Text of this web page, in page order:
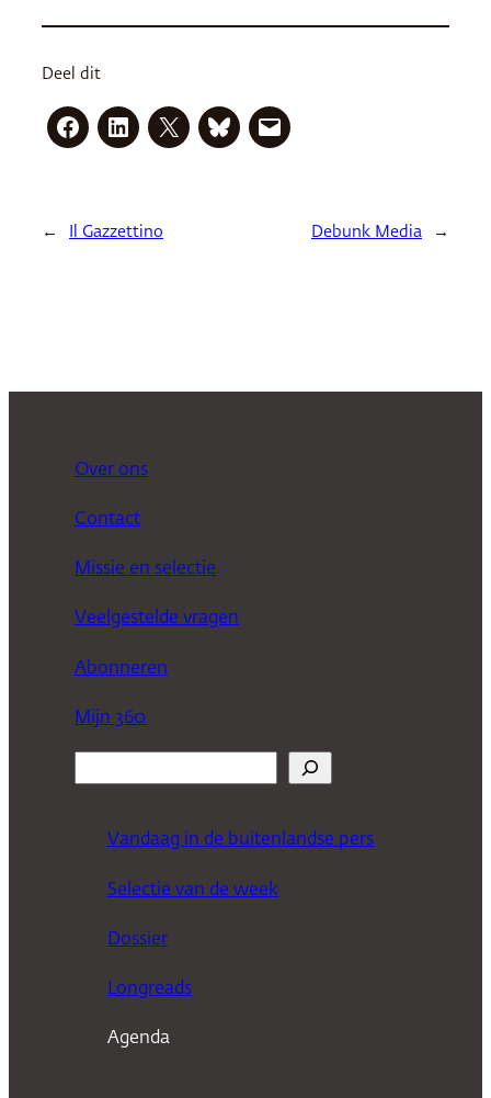
Deel dit
← Il Gazzettino Debunk Media →
Over ons
Contact
Missie en selectie
Veelgestelde vragen
Abonneren
Mijn 360
Vandaag in de buitenlandse pers
Selectie van de week
Dossier
Longreads
Agenda